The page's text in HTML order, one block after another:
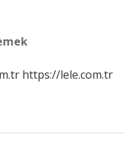
https://lele.com.tr